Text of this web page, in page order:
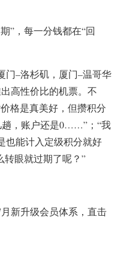
” ， 每一分钱都在“回
门–洛杉矶，厦门–温哥华
高性价比的机票。不
格是真美好，但攒积分
，账户还是0……”；“我
也能计入定级积分就好
转眼就过期了呢？”
新升级会员体系，直击